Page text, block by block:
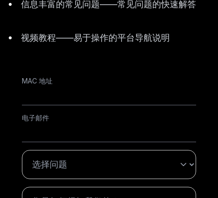
• 信息丰富的常见问题——常见问题的快速解答
• 视频教程——易于操作的平台导航说明
MAC 地址
电子邮件